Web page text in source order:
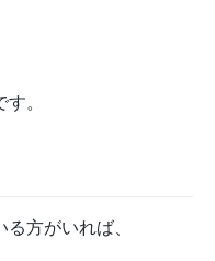
。
方がいれば、